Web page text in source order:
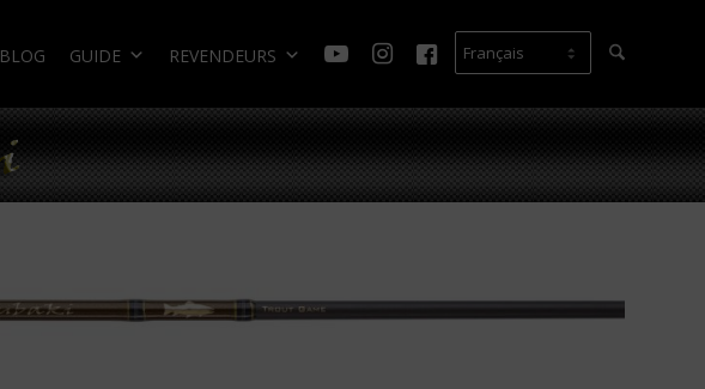
BLOG GUIDE REVENDEURS